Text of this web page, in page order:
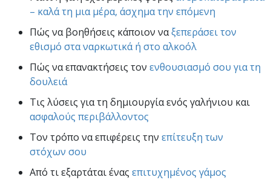
– καλά τη μια μέρα, άσχημα την επόμενη
Πώς να βοηθήσεις κάποιον ναξεπεράσει τον
εθισμό στα ναρκωτικά ή στο αλκοόλ
Πώς να επανακτήσεις τον ενθουσιασμό σου για τη
δουλειά
Τις λύσεις για τη δημιουργία ενός γαλήνιου και
ασφαλούς περιβάλλοντος
Τον τρόπο να επιφέρεις την επίτευξη των
στόχων σου
Από τι εξαρτάται ένας επιτυχημένος γάμος